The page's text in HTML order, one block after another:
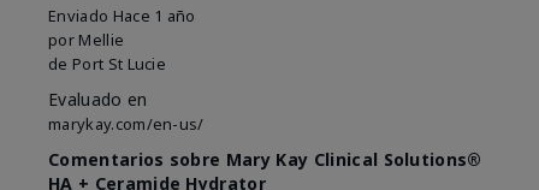
Enviado Hace 1 año
por Mellie
de Port St Lucie
Evaluado en
marykay.com/en-us/
Comentarios sobre Mary Kay Clinical Solutions®
HA + Ceramide Hydrator